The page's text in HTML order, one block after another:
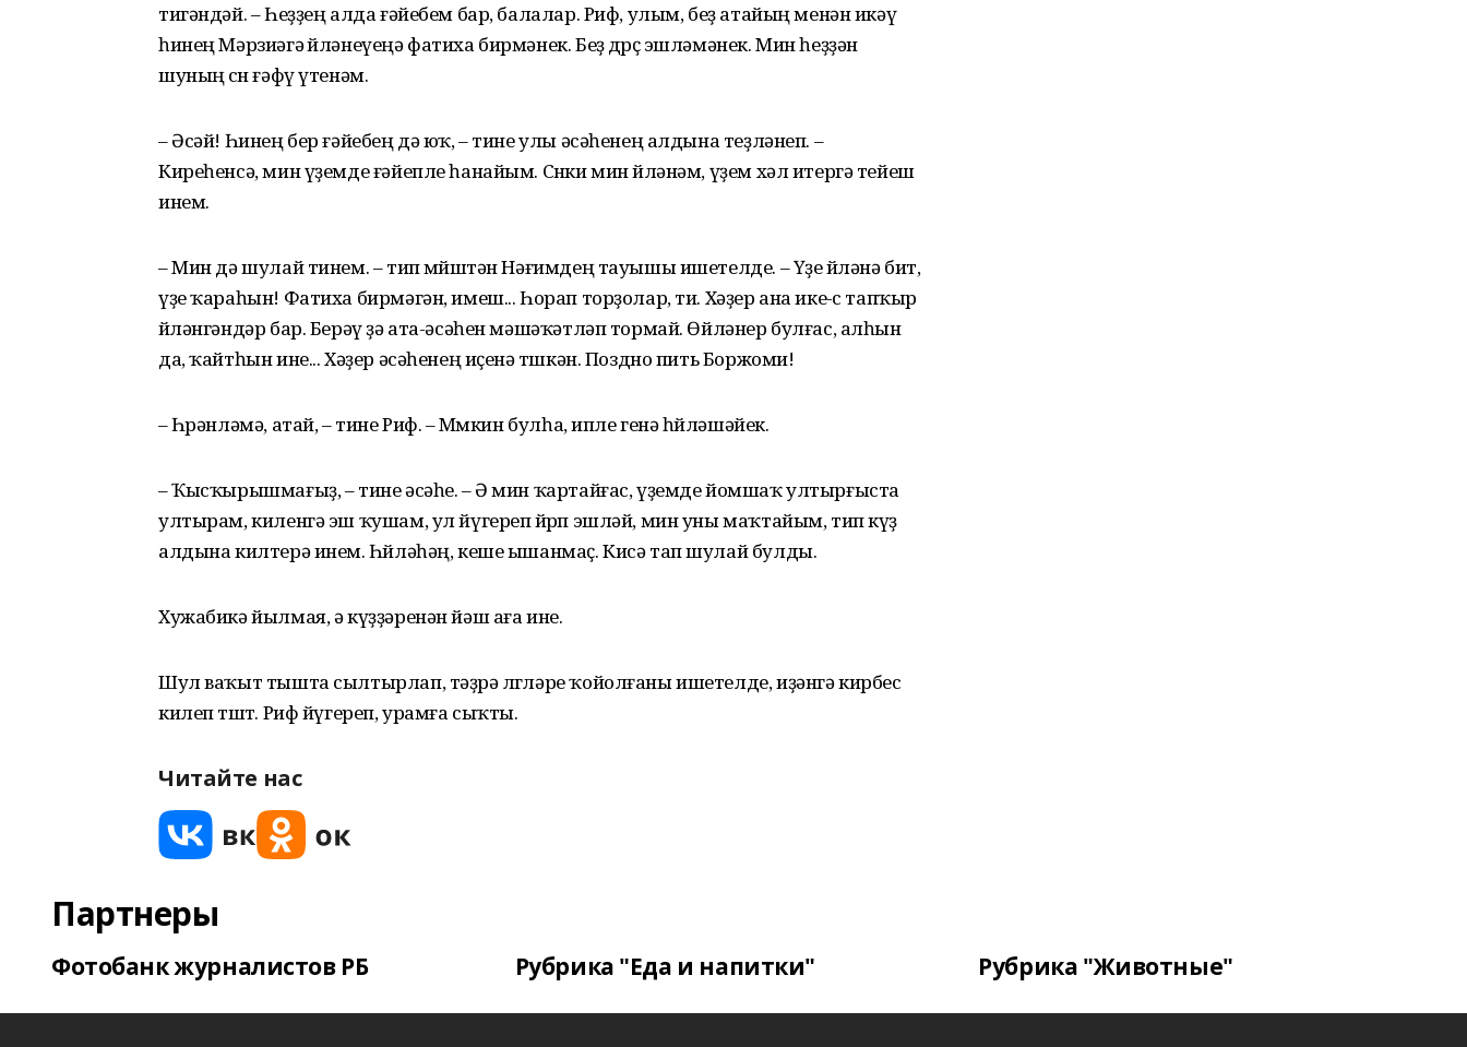
тигәндәй. – Һеҙҙең алда ғәйебем бар, балалар. Риф, улым, беҙ атайың менән икәү
һинең Мәрзиәгә өйләнеүеңә фатиха бирмәнек. Беҙ дөрөҫ эшләмәнек. Мин һеҙҙән
шуның өсөн ғәфү үтенәм.
– Әсәй! Һинең бер ғәйебең дә юҡ, – тине улы әсәһенең алдына теҙләнеп. –
Киреһенсә, мин үҙемде ғәйепле һанайым. Сөнки мин өйләнәм, үҙем хәл итергә тейеш
инем.
– Мин дә шулай тинем. – тип мөйөштән Нәғимдең тауышы ишетелде. – Үҙе өйләнә бит,
үҙе ҡараһын! Фатиха бирмәгән, имеш... Һорап торҙолар, ти. Хәҙер ана ике-өс тапҡыр
өйләнгәндәр бар. Берәү ҙә ата-әсәһен мәшәҡәтләп тормай. Өйләнер булғас, алһын
да, ҡайтһын ине... Хәҙер әсәһенең иҫенә төшкән. Поздно пить Боржоми!
– Һөрәнләмә, атай, – тине Риф. – Мөмкин булһа, ипле генә һөйләшәйек.
– Ҡысҡырышмағыҙ, – тине әсәһе. – Ә мин ҡартайғас, үҙемде йомшаҡ ултырғыста
ултырам, киленгә эш ҡушам, ул йүгереп йөрөп эшләй, мин уны маҡтайым, тип күҙ
алдына килтерә инем. Һөйләһәң, кеше ышанмаҫ. Кисә тап шулай булды.
Хужабикә йылмая, ә күҙҙәренән йәш аға ине.
Шул ваҡыт тышта сылтырлап, тәҙрә өлгөләре ҡойолғаны ишетелде, иҙәнгә кирбес
килеп төштө. Риф йүгереп, урамға сыҡты.
Читайте нас
Партнеры
Фотобанк журналистов РБ Рубрика "Еда и напитки" Рубрика "Животные"